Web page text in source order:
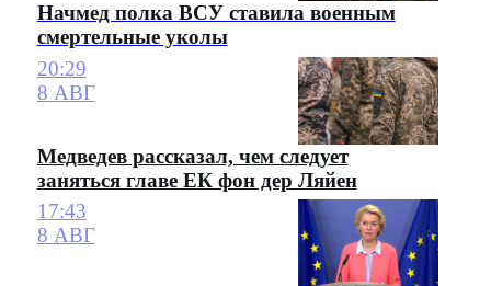
Начмед полка ВСУ ставила военным
смертельные уколы
20:29
8 АВГ
Медведев рассказал, чем следует
заняться главе ЕК фон дер Ляйен
17:43
8 АВГ